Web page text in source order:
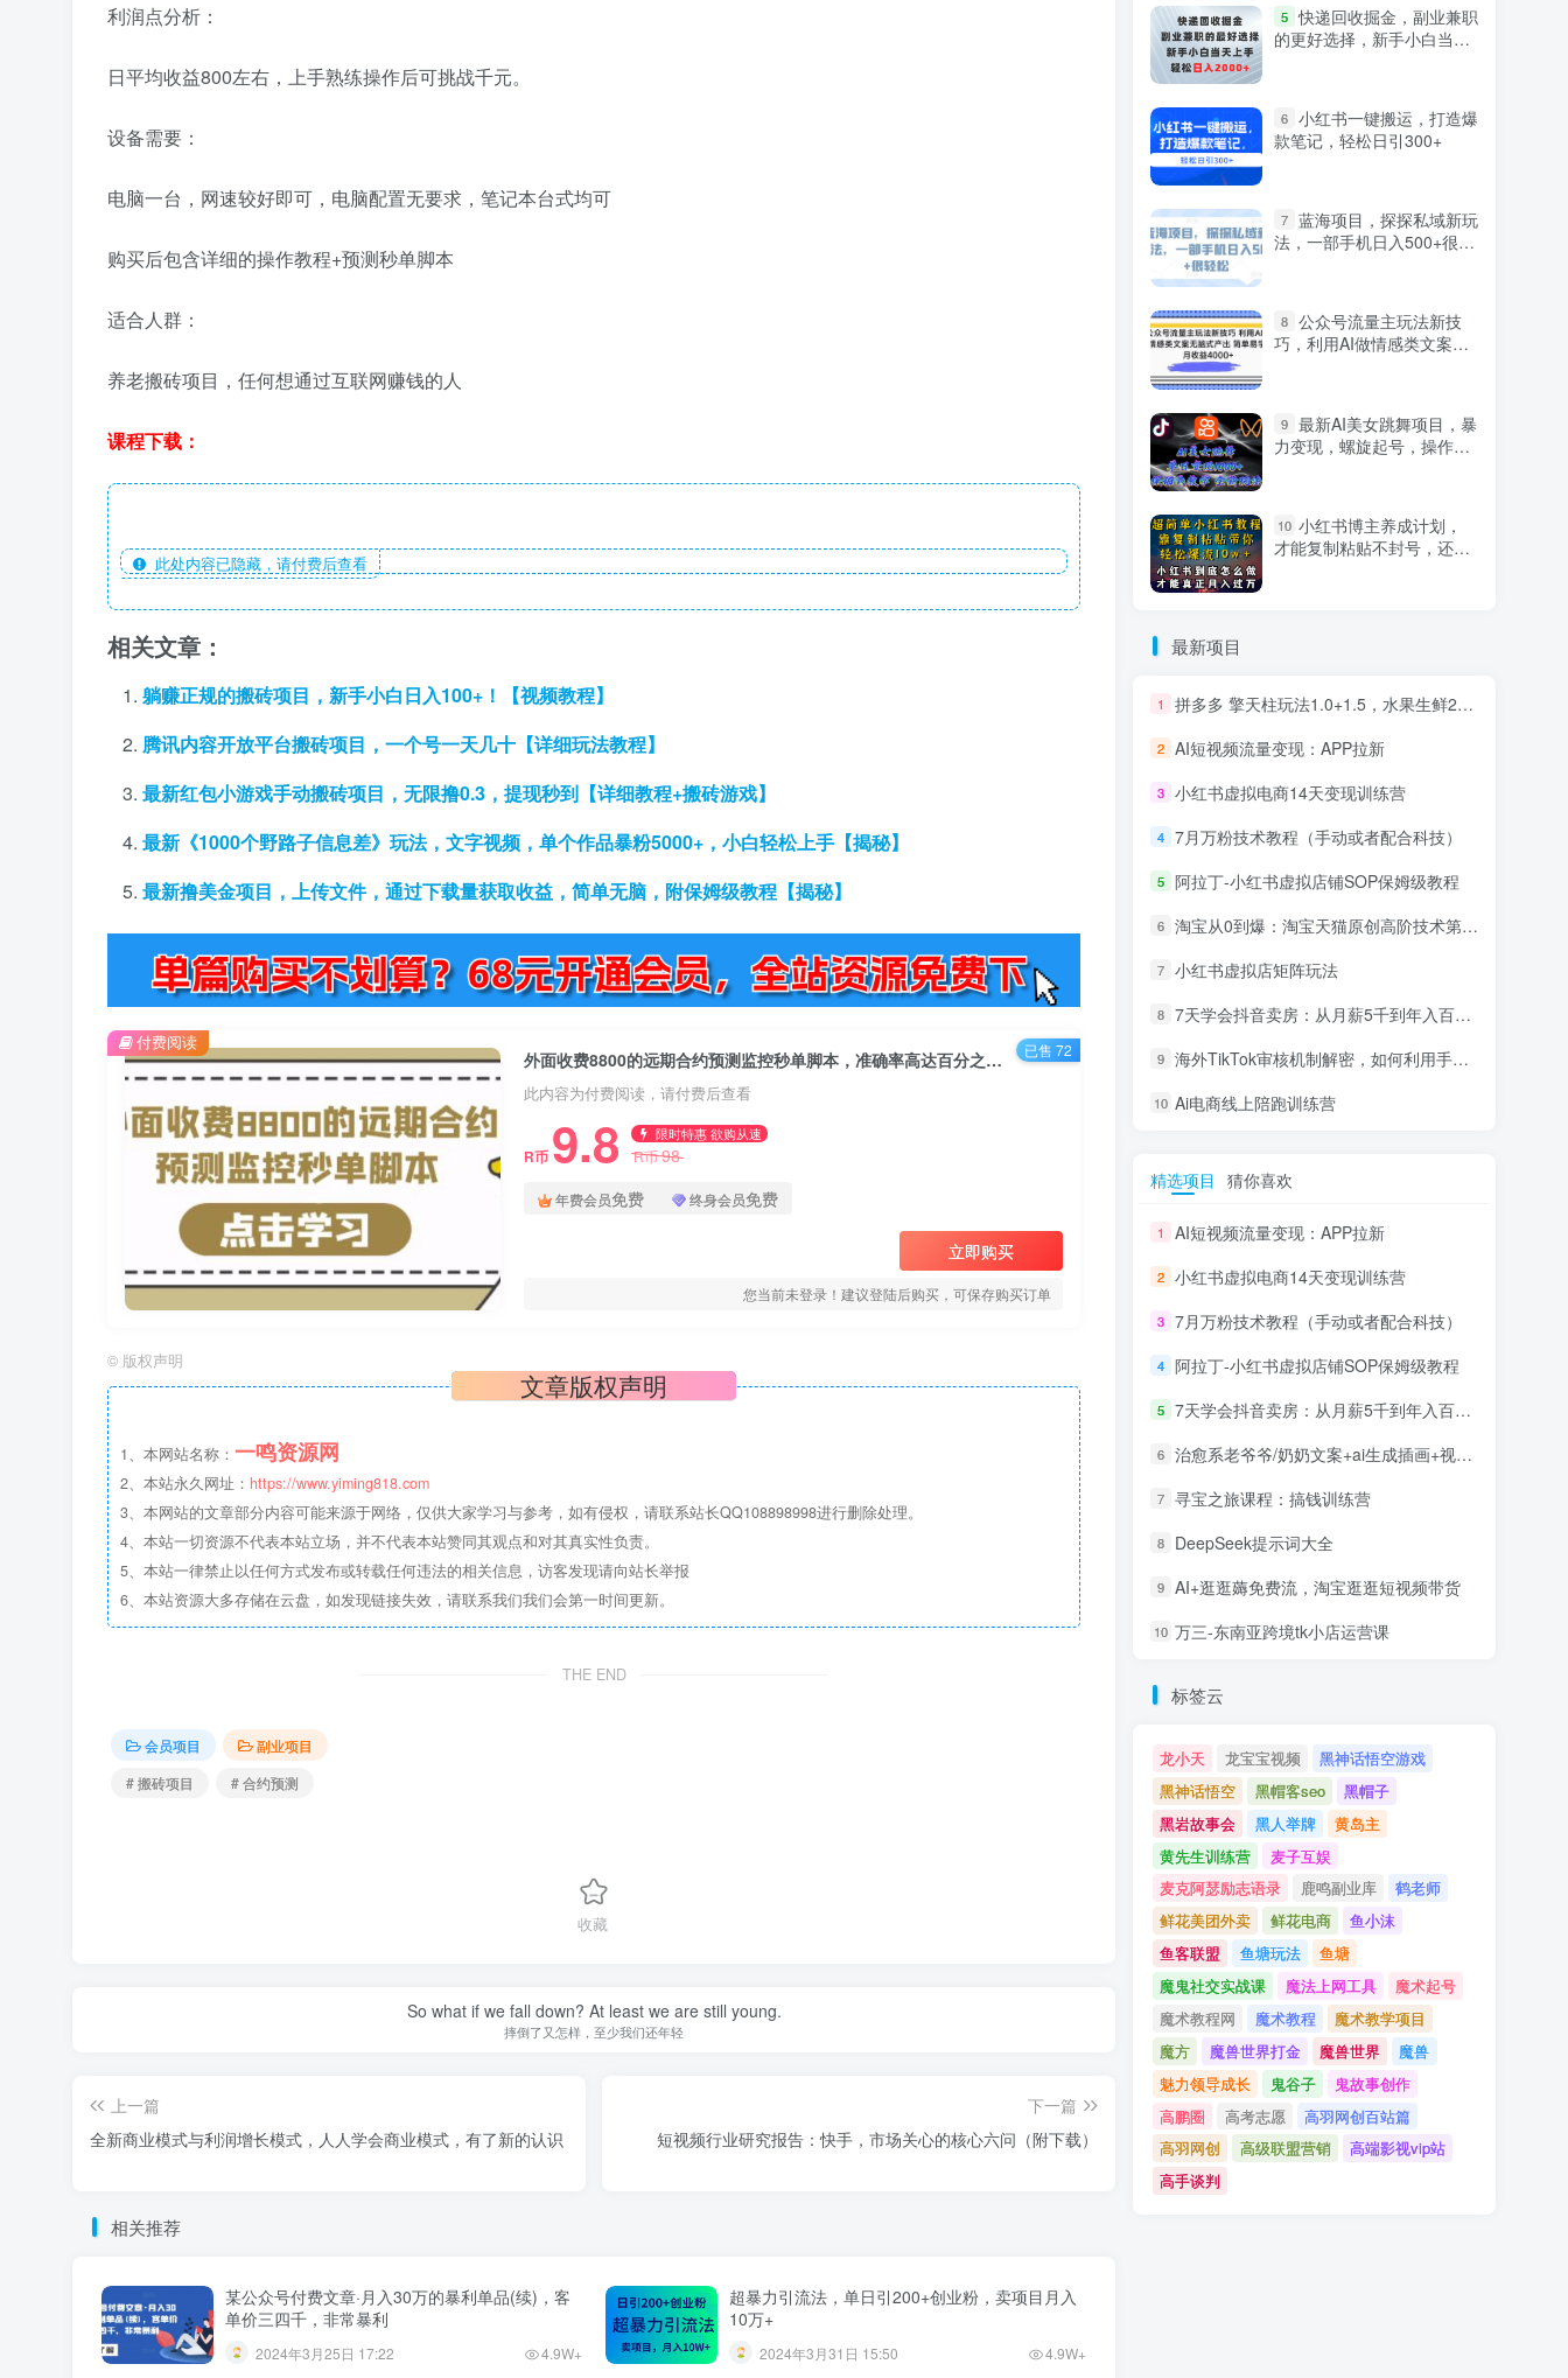
利润点分析：
日平均收益800左右，上手熟练操作后可挑战千元。
设备需要：
电脑一台，网速较好即可，电脑配置无要求，笔记本台式均可
购买后包含详细的操作教程+预测秒单脚本
适合人群：
养老搬砖项目，任何想通过互联网赚钱的人
课程下载：
此处内容已隐藏，请付费后查看
相关文章：
躺赚正规的搬砖项目，新手小白日入100+！【视频教程】
腾讯内容开放平台搬砖项目，一个号一天几十【详细玩法教程】
最新红包小游戏手动搬砖项目，无限撸0.3，提现秒到【详细教程+搬砖游戏】
最新《1000个野路子信息差》玩法，文字视频，单个作品暴粉5000+，小白轻松上手【揭秘】
最新撸美金项目，上传文件，通过下载量获取收益，简单无脑，附保姆级教程【揭秘】
外面收费8800的远期合约预测监控秒单脚本，准确率高达百分之80以上
此内容为付费阅读，请付费后查看
R币 9.8 限时特惠 欲购从速
R币98
年费会员免费 终身会员免费
立即购买
您当前未登录！建议登陆后购买，可保存购买订单
付费阅读 已售 72
© 版权声明
文章版权声明
1、本网站名称： 一鸣资源网
2、本站永久网址： https://www.yiming818.com
3、本网站的文章部分内容可能来源于网络，仅供大家学习与参考，如有侵权，请联系站长QQ108898998进行删除处理。
4、本站一切资源不代表本站立场，并不代表本站赞同其观点和对其真实性负责。
5、本站一律禁止以任何方式发布或转载任何违法的相关信息，访客发现请向站长举报
6、本站资源大多存储在云盘，如发现链接失效，请联系我们我们会第一时间更新。
THE END
会员项目
副业项目
# 搬砖项目
# 合约预测
收藏
So what if we fall down? At least we are still young.
摔倒了又怎样，至少我们还年轻
上一篇
全新商业模式与利润增长模式，人人学会商业模式，有了新的认识
下一篇
短视频行业研究报告：快手，市场关心的核心六问（附下载）
相关推荐
某公众号付费文章·月入30万的暴利单品(续)，客
单价三四千，非常暴利
2024年3月25日 17:22 4.9W+
超暴力引流法，单日引200+创业粉，卖项目月入
10万+
2024年3月31日 15:50 4.9W+
5 快递回收掘金，副业兼职
的更好选择，新手小白当天
6 小红书一键搬运，打造爆
款笔记，轻松日引300+
7 蓝海项目，探探私域新玩
法，一部手机日入500+很轻
8 公众号流量主玩法新技
巧，利用AI做情感类文案无
9 最新AI美女跳舞项目，暴
力变现，螺旋起号，操作简
10 小红书博主养成计划，
才能复制粘贴不封号，还能
最新项目
1 拼多多 擎天柱玩法1.0+1.5，水果生鲜2小时起量,标品2天爆单,利润率提升30%
2 AI短视频流量变现：APP拉新
3 小红书虚拟电商14天变现训练营
4 7月万粉技术教程（手动或者配合科技）
5 阿拉丁-小红书虚拟店铺SOP保姆级教程
6 淘宝从0到爆：淘宝天猫原创高阶技术第69期
7 小红书虚拟店矩阵玩法
8 7天学会抖音卖房：从月薪5千到年入百万，新时代房产经纪人必备技能
9 海外TikTok审核机制解密，如何利用手法轻松搬运过审
10 Ai电商线上陪跑训练营
精选项目 猜你喜欢
1 AI短视频流量变现：APP拉新
2 小红书虚拟电商14天变现训练营
3 7月万粉技术教程（手动或者配合科技）
4 阿拉丁-小红书虚拟店铺SOP保姆级教程
5 7天学会抖音卖房：从月薪5千到年入百万，新时代房产经纪人必备技能
6 治愈系老爷爷/奶奶文案+ai生成插画+视频号广告分成项目
7 寻宝之旅课程：搞钱训练营
8 DeepSeek提示词大全
9 AI+逛逛薅免费流，淘宝逛逛短视频带货
10 万三-东南亚跨境tk小店运营课
标签云
龙小天 龙宝宝视频
黑神话悟空游戏
黑神话悟空
黑帽客seo
黑帽子
黑岩故事会
黑人举牌
黄岛主
黄先生训练营
麦子互娱
麦克阿瑟励志语录
鹿鸣副业库
鹤老师
鲜花美团外卖
鲜花电商
鱼小沫
鱼客联盟
鱼塘玩法
鱼塘
魔鬼社交实战课
魔法上网工具
魔术起号
魔术教程网
魔术教程
魔术教学项目
魔方
魔兽世界打金 魔兽世界
魔兽
魅力领导成长
鬼谷子
鬼故事创作
高鹏圈
高考志愿
高羽网创百站篇
高羽网创
高级联盟营销
高端影视vip站
高手谈判